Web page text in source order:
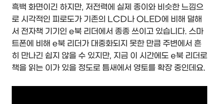
흑백 화면이긴 하지만, 저전력에 실제 종이와 비슷한 느낌으
로 시각적인 피로도가 기존의 LCD나 OLED에 비해 덜해
서 전자책 기기인 e북 리더에서 종종 쓰이고 있습니다. 스마
트폰에 비해 e북 리더가 대중화되지 못한 만큼 주변에서 흔
히 만나긴 쉽지 않을 수 있지만, 지금 이 시간에도 e북 리더로
책을 읽는 이가 있을 정도로 틈새에서 영토를 확장 중인데요.